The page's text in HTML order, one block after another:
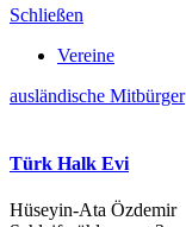
Schließen
Vereine
ausländische Mitbürger
Türk Halk Evi
Hüseyin-Ata Özdemir